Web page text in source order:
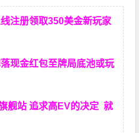
注册领取350美金新玩家
现金红包至牌局底池或玩
舰站 追求高EV的决定就